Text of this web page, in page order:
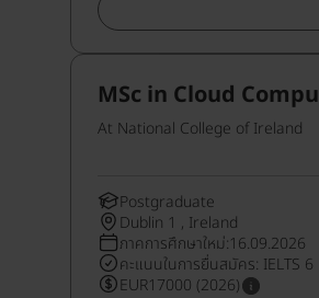
MSc in Cloud
At National College of Ireland
Postgraduate
Dublin 1 , Ireland
ภาคการศึกษาใหม่:16.09.2026
คะแนนในการยื่นสมัคร: IELTS 6
EUR17000 (2026)